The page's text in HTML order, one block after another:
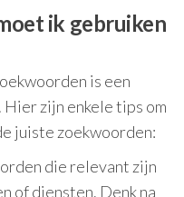
ik gebruiken
is een
zijn enkele tips om
juiste zoekwoorden:
die relevant zijn
of diensten. Denk na